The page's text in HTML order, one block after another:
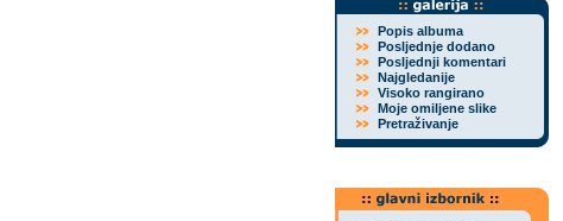
Popis albuma
Posljednje dodano
Posljednji komentari
Najgledanije
Visoko rangirano
Moje omiljene slike
Pretraživanje